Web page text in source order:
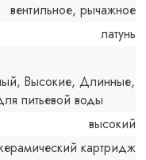
вентильное, рычажное
латунь
Высокие, Длинные,
питьевой воды
высокий
картридж